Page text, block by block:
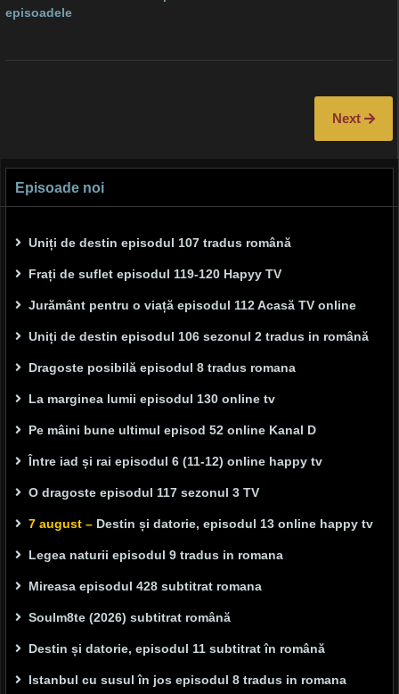
episoadele
Next
Episoade noi
Uniți de destin episodul 107 tradus română
Frați de suflet episodul 119-120 Hapyy TV
Jurământ pentru o viață episodul 112 Acasă TV online
Uniți de destin episodul 106 sezonul 2 tradus in română
Dragoste posibilă episodul 8 tradus romana
La marginea lumii episodul 130 online tv
Pe mâini bune ultimul episod 52 online Kanal D
Între iad și rai episodul 6 (11-12) online happy tv
O dragoste episodul 117 sezonul 3 TV
7 august – Destin și datorie, episodul 13 online happy tv
Legea naturii episodul 9 tradus in romana
Mireasa episodul 428 subtitrat romana
Soulm8te (2026) subtitrat română
Destin și datorie, episodul 11 subtitrat în română
Istanbul cu susul în jos episodul 8 tradus in romana